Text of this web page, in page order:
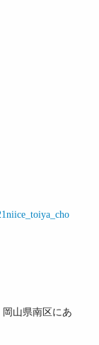
山県南区にあ